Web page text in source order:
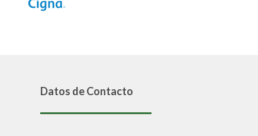
Datos de Contacto